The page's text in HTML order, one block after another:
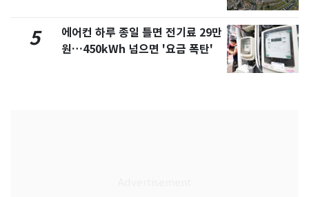
5
에어컨 하루 종일 틀면 전기료 29만
원…450kWh 넘으면 '요금 폭탄'